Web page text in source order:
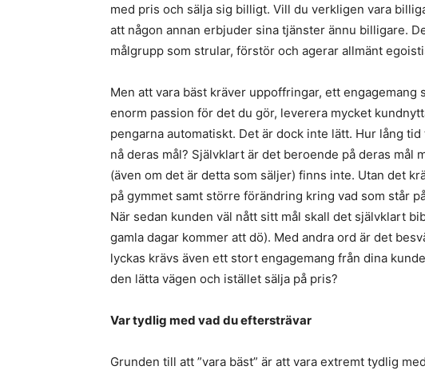
med pris och sälja sig billigt. Vill du verkligen vara
att någon annan erbjuder sina tjänster ännu billigare.
målgrupp som strular, förstör och agerar allmänt
Men att vara bäst kräver uppoffringar, ett engagemang
enorm passion för det du gör, leverera mycket
pengarna automatiskt. Det är dock inte lätt. Hur lång
nå deras mål? Självklart är det beroende på deras mål
(även om det är detta som säljer) finns inte. Utan det
på gymmet samt större förändring kring vad som står
När sedan kunden väl nått sitt mål skall det självklart
gamla dagar kommer att dö). Med andra ord är det
lyckas krävs även ett stort engagemang från dina
den lätta vägen och istället sälja på pris?
Var tydlig med vad du eftersträvar
Grunden till att ”vara bäst” är att vara extremt tydlig